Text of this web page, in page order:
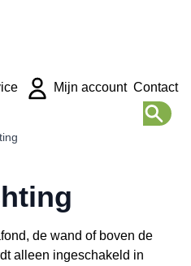
Mijn account Contact
de wand of boven de
alleen ingeschakeld in